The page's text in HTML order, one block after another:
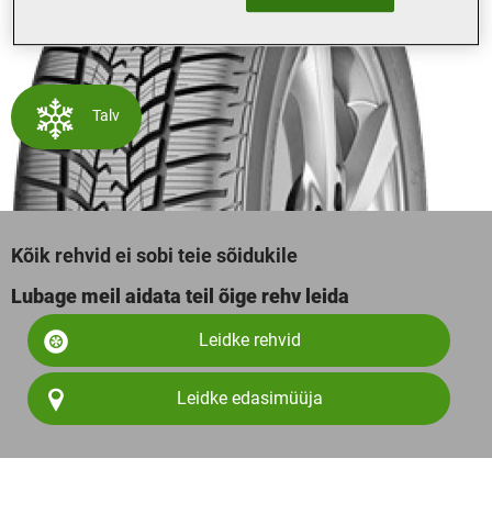
Talv
Kõik rehvid ei sobi teie sõidukile
Lubage meil aidata teil õige rehv leida
Leidke rehvid
Leidke edasimüüja